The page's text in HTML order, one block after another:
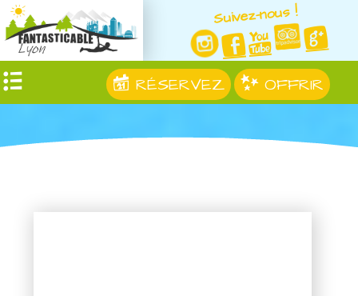
Suivez-nous !
RÉSERVEZ OFFRIR